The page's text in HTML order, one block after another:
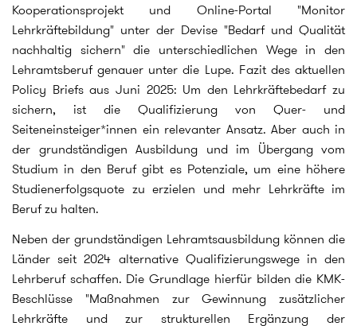
Kooperationsprojekt und Online-Portal "Monitor
Lehrkräftebildung" unter der Devise "Bedarf und Qualität
nachhaltig sichern" die unterschiedlichen Wege in den
Lehramtsberuf genauer unter die Lupe. Fazit des aktuellen
Policy Briefs aus Juni 2025: Um den Lehrkräftebedarf zu
sichern, ist die Qualifizierung von Quer- und
Seiteneinsteiger*innen ein relevanter Ansatz. Aber auch in
der grundständigen Ausbildung und im Übergang vom
Studium in den Beruf gibt es Potenziale, um eine höhere
Studienerfolgsquote zu erzielen und mehr Lehrkräfte im
Beruf zu halten.
Neben der grundständigen Lehramtsausbildung können die
Länder seit 2024 alternative Qualifizierungswege in den
Lehrberuf schaffen. Die Grundlage hierfür bilden die KMK-
Beschlüsse "Maßnahmen zur Gewinnung zusätzlicher
Lehrkräfte und zur strukturellen Ergänzung der